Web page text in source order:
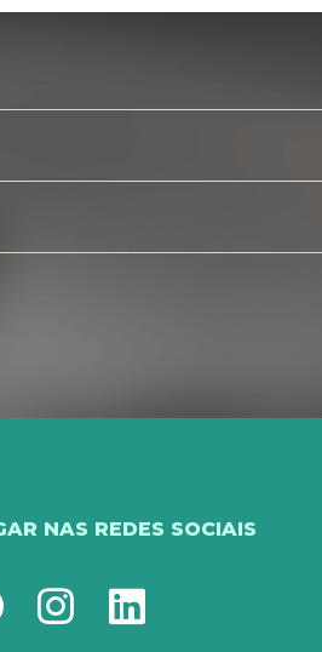
NAS REDES SOCIAIS